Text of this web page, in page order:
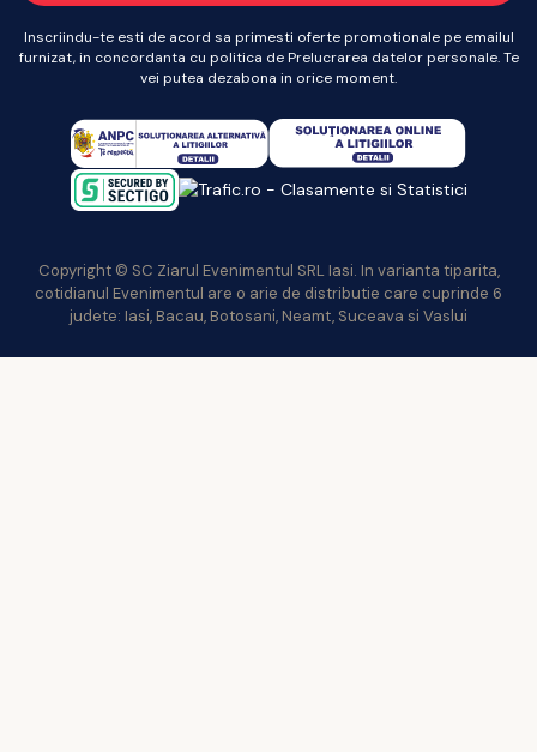
Inscriindu-te esti de acord sa primesti oferte promotionale pe emailul
furnizat, in concordanta cu politica de Prelucrarea datelor personale. Te
vei putea dezabona in orice moment.
Copyright © SC Ziarul Evenimentul SRL Iasi. In varianta tiparita,
cotidianul Evenimentul are o arie de distributie care cuprinde 6
judete: Iasi, Bacau, Botosani, Neamt, Suceava si Vaslui